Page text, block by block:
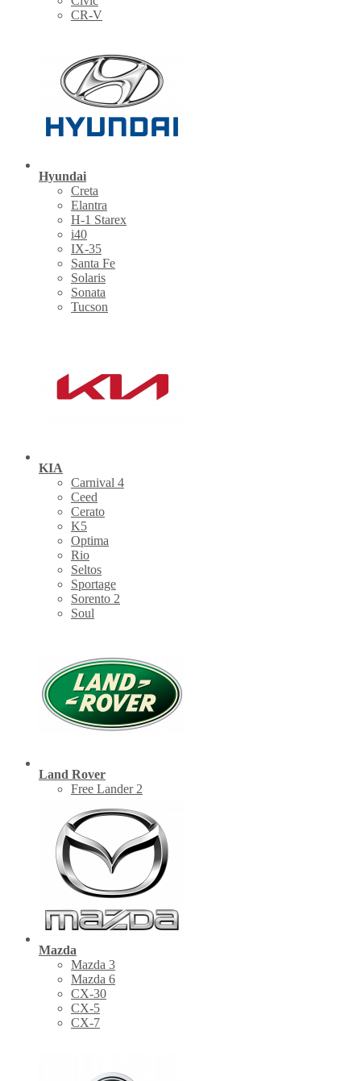
CR-V
Hyundai
Creta
Elantra
H-1 Starex
i40
IX-35
Santa Fe
Solaris
Sonata
Tucson
KIA
Carnival 4
Ceed
Cerato
K5
Optima
Rio
Seltos
Sportage
Sorento 2
Soul
Land Rover
Free Lander 2
Mazda
Mazda 3
Mazda 6
CX-30
СХ-5
CX-7